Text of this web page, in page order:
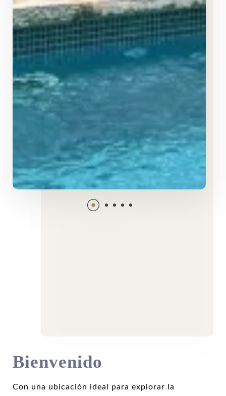
Bienvenido
Con una ubicación ideal para explorar la